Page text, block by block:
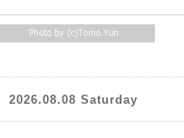
2026.08.08 Saturday